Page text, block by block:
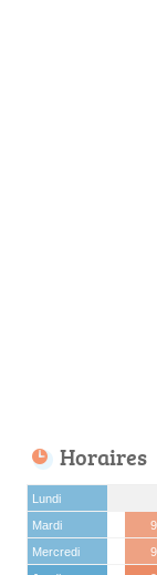
Horaires
Lundi
Mardi
Mercredi